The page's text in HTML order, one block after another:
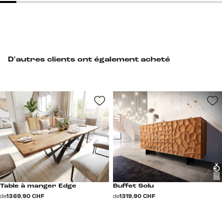
D'autres clients ont également acheté
Table à manger Edge
de1 369.90 CHF
Buffet Solu
de1 319.90 CHF